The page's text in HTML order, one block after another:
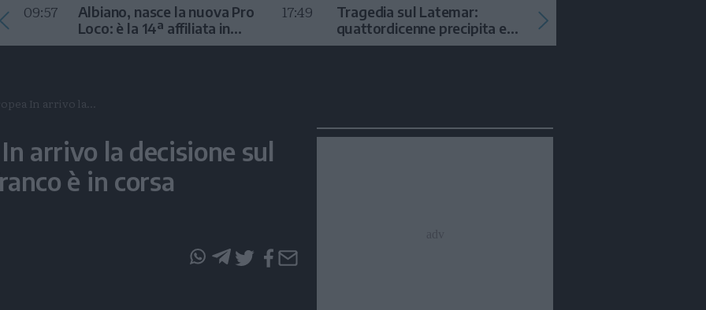
09:57
Albiano, nasce la nuova Pro
Loco: è la 14ª affiliata in
Trentino nel 2026
17:49
Tragedia sul Latemar:
quattordicenne precipita e
muore
In arrivo la...
arrivo la decisione sul
è in corsa